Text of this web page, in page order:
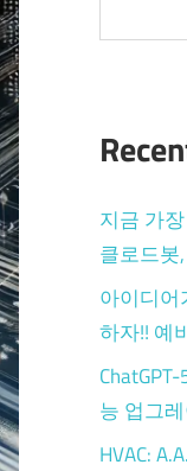
지금 가
클로드봇
아이디어
하자!! 예
능 업그
HVAC: